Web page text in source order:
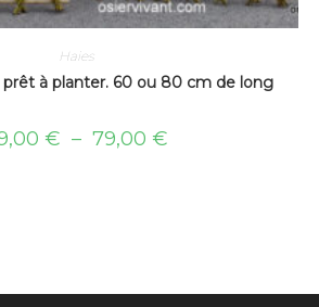
Haies
prêt à planter. 60 ou 80 cm de long
€ – 79,00 €